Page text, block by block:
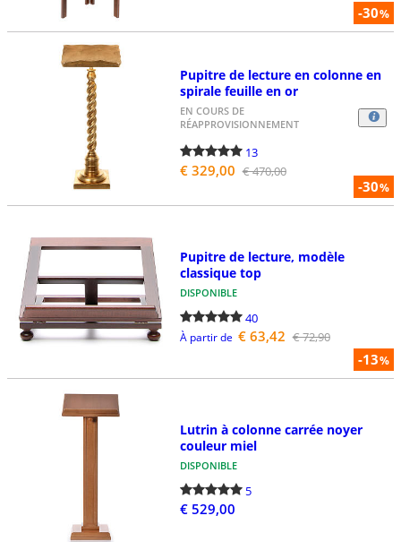
-30%
-30%
Pupitre de lecture en colonne en
spirale feuille en or
EN COURS DE
RÉAPPROVISIONNEMENT
13
€ 329,00 € 470,00
-13%
Pupitre de lecture, modèle
classique top
DISPONIBLE
40
À partir de € 63,42 € 72,90
Lutrin à colonne carrée noyer
couleur miel
DISPONIBLE
5
€ 529,00